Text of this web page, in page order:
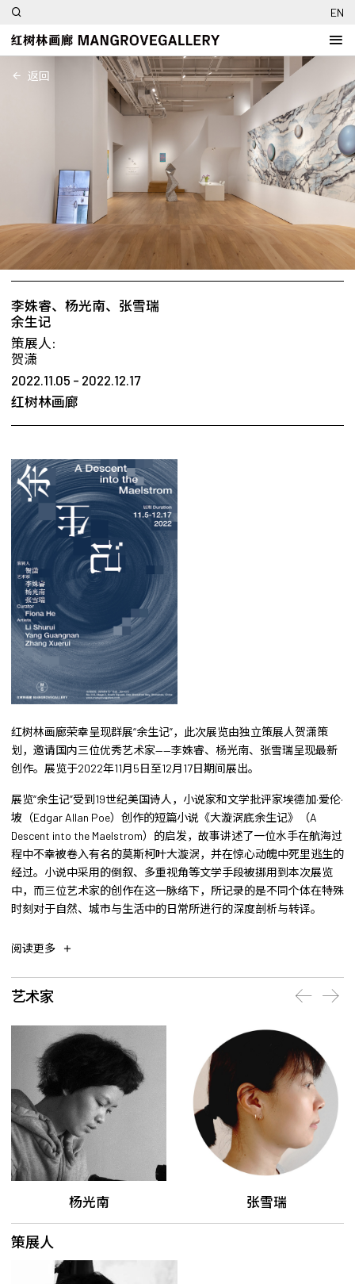
EN
返回
李姝睿、杨光南、张雪瑞
余生记
策展人:
贺潇
2022.11.05 - 2022.12.17
红树林画廊
红树林画廊荣幸呈现群展“余生记”，此次展览由独立策展人贺潇策
划，邀请国内三位优秀艺术家——李姝睿、杨光南、张雪瑞呈现最新
创作。展览于2022年11月5日至12月17日期间展出。
展览“余生记”受到19世纪美国诗人，小说家和文学批评家埃德加·爱伦·
坡（Edgar Allan Poe）创作的短篇小说《大漩涡底余生记》（A
Descent into the Maelstrom）的启发，故事讲述了一位水手在航海过
程中不幸被卷入有名的莫斯柯叶大漩涡，并在惊心动魄中死里逃生的
经过。小说中采用的倒叙、多重视角等文学手段被挪用到本次展览
中，而三位艺术家的创作在这一脉络下，所记录的是不同个体在特殊
时刻对于自然、城市与生活中的日常所进行的深度剖析与转译。
阅读更多
艺术家
杨光南 张雪瑞
策展人